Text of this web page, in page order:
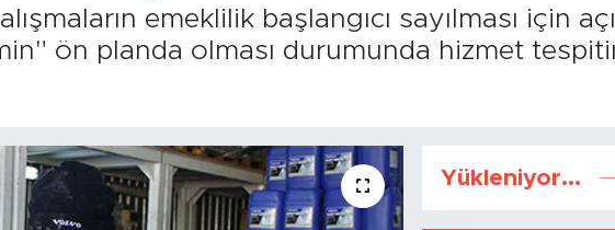
emeklilik başlangıcı sayılması için
ön planda olması durumunda hizmet
Yükleniyor...